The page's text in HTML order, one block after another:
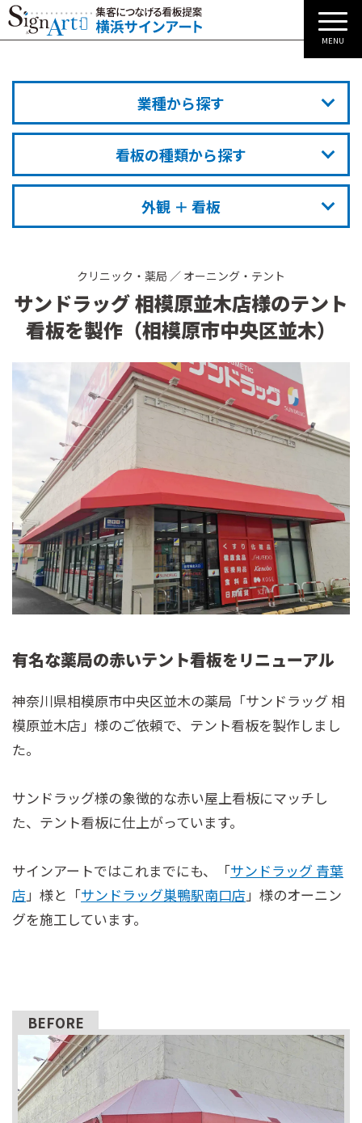
MENU
業種から探す
看板の種類から探す
外観 ＋ 看板
クリニック・薬局 ／ オーニング・テント
サンドラッグ 相模原並木店様のテント
看板を製作（相模原市中央区並木）
有名な薬局の赤いテント看板をリニューアル
神奈川県相模原市中央区並木の薬局「サンドラッグ 相
模原並木店」様のご依頼で、テント看板を製作しまし
た。
サンドラッグ様の象徴的な赤い屋上看板にマッチし
た、テント看板に仕上がっています。
サインアートではこれまでにも、「サンドラッグ 青葉
店 」様と「サンドラッグ巣鴨駅南口店 」様のオーニン
グを施工しています。